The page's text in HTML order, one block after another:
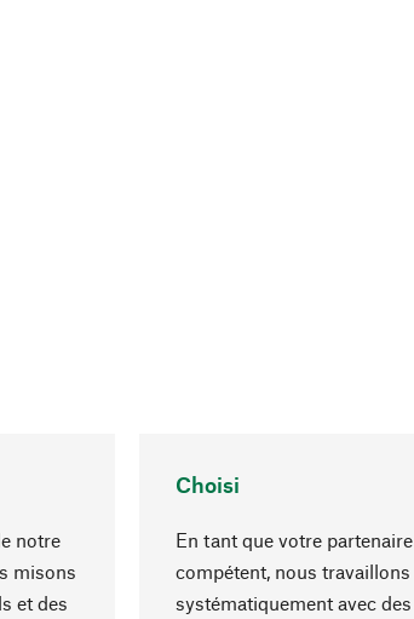
notre
misons
et des
Choisi
En tant que votre partenaire
compétent, nous travaillons
systématiquement avec des